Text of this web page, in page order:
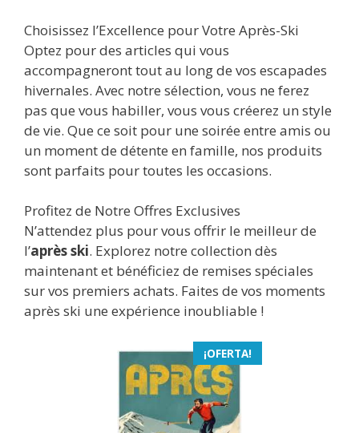
Choisissez l’Excellence pour Votre Après-Ski
Optez pour des articles qui vous
accompagneront tout au long de vos escapades
hivernales. Avec notre sélection, vous ne ferez
pas que vous habiller, vous vous créerez un style
de vie. Que ce soit pour une soirée entre amis ou
un moment de détente en famille, nos produits
sont parfaits pour toutes les occasions.
Profitez de Notre Offres Exclusives
N’attendez plus pour vous offrir le meilleur de
l’après ski. Explorez notre collection dès
maintenant et bénéficiez de remises spéciales
sur vos premiers achats. Faites de vos moments
après ski une expérience inoubliable !
¡OFERTA!